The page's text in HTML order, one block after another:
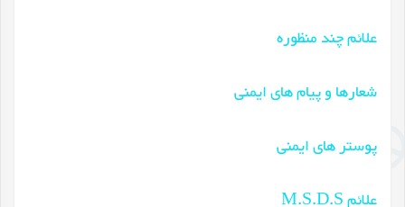
علائم چند منظوره
شعارها و پیام های ایمنی
پوستر های ایمنی
علائم M.S.D.S